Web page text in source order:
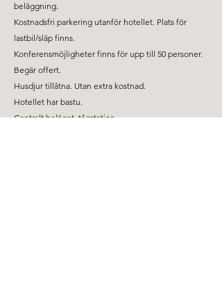
beläggning.
Kostnadsfri parkering utanför hotellet. Plats för
lastbil/släp finns.
Konferensmöjligheter finns för upp till 50 personer.
Begär offert.
Husdjur tillåtna. Utan extra kostnad.
Hotellet har bastu.
Centralt beläget, tågstation